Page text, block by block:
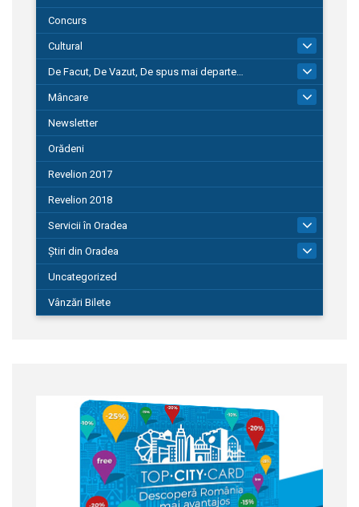
Concurs
Cultural
De Facut, De Vazut, De spus mai departe…
580
Mâncare
Newsletter
Orădeni
Revelion 2017
Revelion 2018
Servicii în Oradea
Știri din Oradea
Uncategorized
Vânzări Bilete